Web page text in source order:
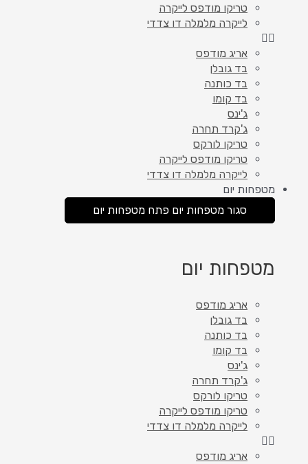
טריקו מודפס לייקרה
לייקרה מלמלה דו צדדי
אריג מודפס
בד גובלן
בד כותנה
בד קומו
ג'ינס
ג'קרד תחרה
טריקו לורקס
טריקו מודפס לייקרה
לייקרה מלמלה דו צדדי
מטפחות יום
סגור מטפחות יום פתח מטפחות יום
מטפחות יום
אריג מודפס
בד גובלן
בד כותנה
בד קומו
ג'ינס
ג'קרד תחרה
טריקו לורקס
טריקו מודפס לייקרה
לייקרה מלמלה דו צדדי
אריג מודפס